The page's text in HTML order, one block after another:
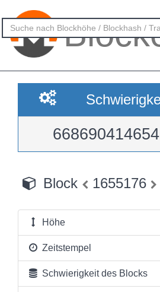
668690414654
Block 1655176
Höhe
Zeitstempel
Schwierigkeit des Blocks